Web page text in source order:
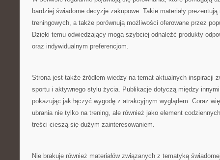
bardziej świadome decyzje zakupowe. Takie materiały
treningowych, a także porównują możliwości oferowane przez
Dzięki temu odwiedzający mogą szybciej odnaleźć produkty
oraz indywidualnym preferencjom.
Strona jest także źródłem wiedzy na temat aktualnych inspiracji
sportu i aktywnego stylu życia. Publikacje dotyczą między
pokazując jak łączyć wygodę z atrakcyjnym wyglądem. Coraz
ubrania nie tylko na trening, ale również jako element
treści cieszą się dużym zainteresowaniem.
Nie brakuje również materiałów związanych z tematyką